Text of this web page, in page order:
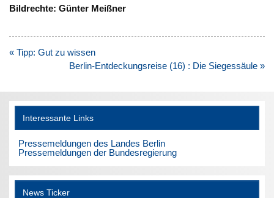
Bildrechte: Günter Meißner
Beitragsnavigation
« Tipp: Gut zu wissen
Berlin-Entdeckungsreise (16) : Die Siegessäule »
Interessante Links
Pressemeldungen des Landes Berlin
Pressemeldungen der Bundesregierung
News Ticker